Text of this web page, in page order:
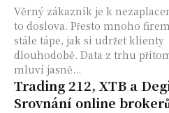
Věrný zákazník je k
to doslova. Přesto mnoho firem
stále tápe, jak si udržet klienty
dlouhodobě. Data z trhu
mluví jasně...
Trading 212, XTB a
Srovnání online